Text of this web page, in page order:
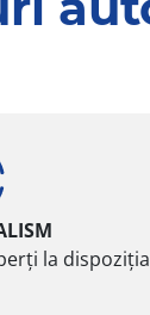
la dispoziția